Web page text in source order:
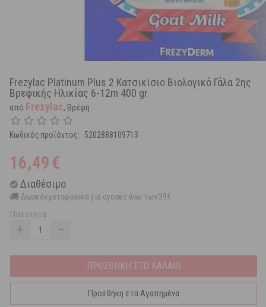
Frezylac Platinum Plus 2 Κατσικίσιο Βιολογικό Γάλα 2ης
Βρεφικής Ηλικίας 6-12m 400 gr
από Frezylac, Βρέφη
Κωδικός προϊόντος: 5202888109713
16,49€
Διαθέσιμο
Δωρεάν μεταφορικά για αγορές άνω των 39€
Ποσότητα:
+ −
ΠΡΟΣΘΗΚΗ ΣΤΟ ΚΑΛΑΘΙ
Προσθήκη στα Αγαπημένα